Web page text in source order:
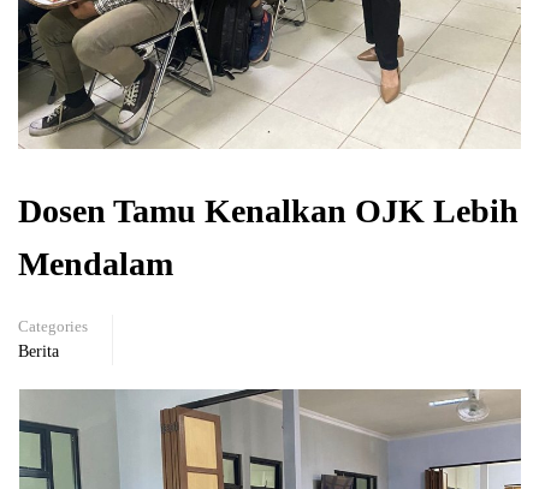
Dosen Tamu Kenalkan OJK Lebih
Mendalam
Categories
Berita